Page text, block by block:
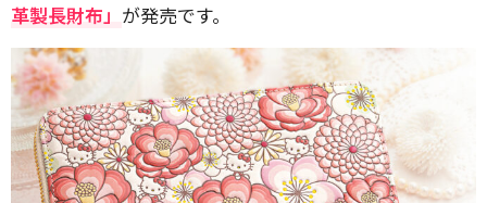
革製長財布」 が発売です。